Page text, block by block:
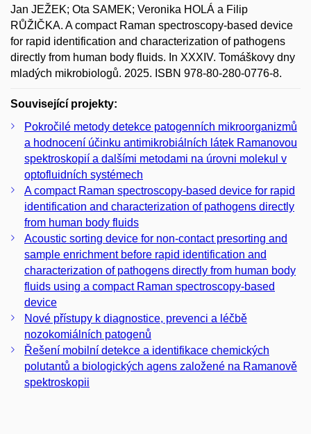
Jan JEŽEK; Ota SAMEK; Veronika HOLÁ a Filip
RŮŽIČKA. A compact Raman spectroscopy-based device
for rapid identification and characterization of pathogens
directly from human body fluids. In XXXIV. Tomáškovy dny
mladých mikrobiologů. 2025. ISBN 978-80-280-0776-8.
Související projekty:
Pokročilé metody detekce patogenních mikroorganizmů
a hodnocení účinku antimikrobiálních látek Ramanovou
spektroskopií a dalšími metodami na úrovni molekul v
optofluidních systémech
A compact Raman spectroscopy-based device for rapid
identification and characterization of pathogens directly
from human body fluids
Acoustic sorting device for non-contact presorting and
sample enrichment before rapid identification and
characterization of pathogens directly from human body
fluids using a compact Raman spectroscopy-based
device
Nové přístupy k diagnostice, prevenci a léčbě
nozokomiálních patogenů
Řešení mobilní detekce a identifikace chemických
polutantů a biologických agens založené na Ramanově
spektroskopii